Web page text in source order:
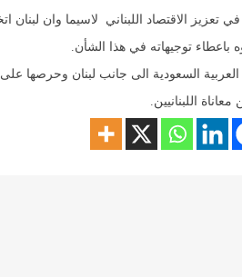
تعزيز الاقتصاد اللبناني لاسيما وان
توجيهاته في هذا الشأن.
السعودية الى جانب لبنان وحرصها على
اللبنانيين.